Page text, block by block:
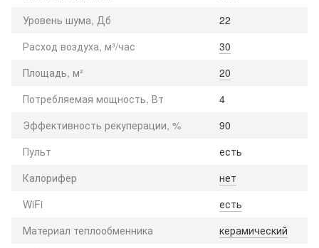
Уровень шума, Дб
22
Расход воздуха, м³/час
30
Площадь, м²
20
Потребляемая мощность, Вт
4
Эффективность рекуперации, %
90
Пульт
есть
Калорифер
нет
WiFi
есть
Материал теплообменника
керамический